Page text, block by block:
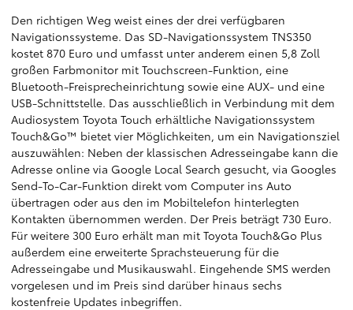
Den richtigen Weg weist eines der drei verfügbaren
Navigationssysteme. Das SD-Navigationssystem TNS350
kostet 870 Euro und umfasst unter anderem einen 5,8 Zoll
großen Farbmonitor mit Touchscreen-Funktion, eine
Bluetooth-Freisprecheinrichtung sowie eine AUX- und eine
USB-Schnittstelle. Das ausschließlich in Verbindung mit dem
Audiosystem Toyota Touch erhältliche Navigationssystem
Touch&Go™ bietet vier Möglichkeiten, um ein Navigationsziel
auszuwählen: Neben der klassischen Adresseingabe kann die
Adresse online via Google Local Search gesucht, via Googles
Send-To-Car-Funktion direkt vom Computer ins Auto
übertragen oder aus den im Mobiltelefon hinterlegten
Kontakten übernommen werden. Der Preis beträgt 730 Euro.
Für weitere 300 Euro erhält man mit Toyota Touch&Go Plus
außerdem eine erweiterte Sprachsteuerung für die
Adresseingabe und Musikauswahl. Eingehende SMS werden
vorgelesen und im Preis sind darüber hinaus sechs
kostenfreie Updates inbegriffen.